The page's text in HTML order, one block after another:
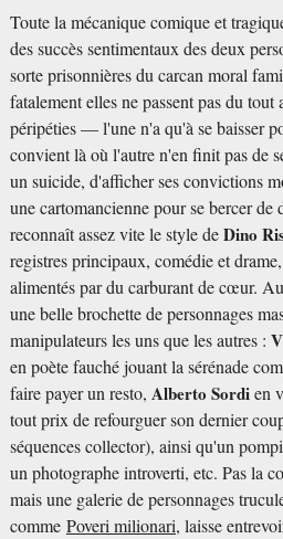
Toute la mécanique comique et
des succès sentimentaux des deux
sorte prisonnières du carcan moral
fatalement elles ne passent pas du tout
péripéties — l'une n'a qu'à se baisser
convient là où l'autre n'en finit pas de
un suicide, d'afficher ses convictions
une cartomancienne pour se bercer
reconnaît assez vite le style deDino
registres principaux, comédie et
alimentés par du carburant de cœur.
une belle brochette de personnages
manipulateurs les uns que les autres :
en poète fauché jouant la sérénade
faire payer un resto, Alberto Sordien
tout prix de refourguer son dernier
séquences collector), ainsi qu'un
un photographe introverti, etc. Pas la
mais une galerie de personnages
comme Poveri milionari, laisse